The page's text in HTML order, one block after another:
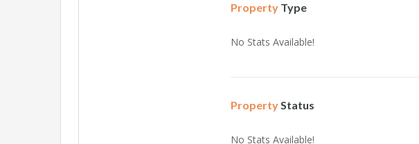
PropertyType
No Stats Available!
PropertyStatus
No Stats Available!